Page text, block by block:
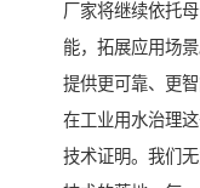
厂家将继续依托
能，拓展应用场
提供更可靠、更
在工业用水治理
技术证明。我们